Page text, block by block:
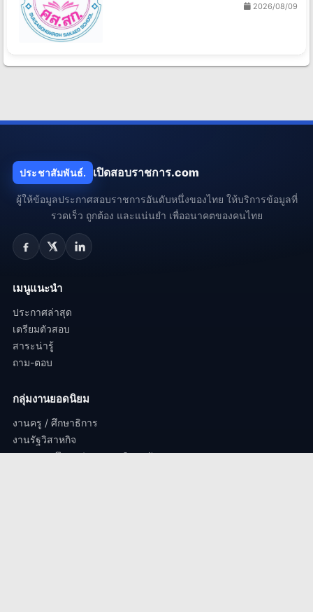
2026/08/09
ประชาสัมพันธ์. เปิดสอบราชการ.com
ผู้ให้ข้อมูลประกาศสอบราชการอันดับหนึ่งของไทย ให้บริการข้อมูลที่
รวดเร็ว ถูกต้อง และแน่นยำ เพื่ออนาคตของคนไทย
เมนูแนะนำ
ประกาศล่าสุด
เตรียมตัวสอบ
สาระน่ารู้
ถาม-ตอบ
กลุ่มงานยอดนิยม
งานครู / ศึกษาธิการ
งานรัฐวิสาหกิจ
งานสถานศึกษา / งานมหาวิทยาลัย.